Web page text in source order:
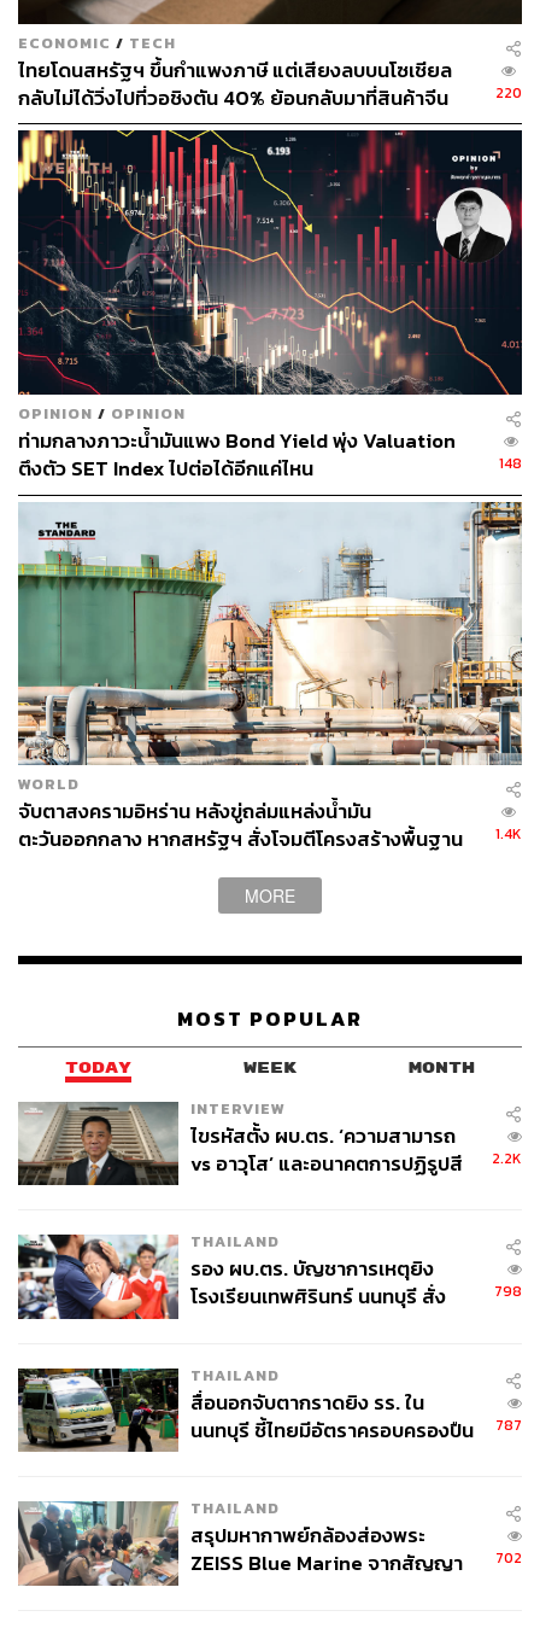
ECONOMIC / TECH
ไทยโดนสหรัฐฯ ขึ้นกำแพงภาษี แต่เสียงลบบนโซเชียล
กลับไม่ได้วิ่งไปที่วอชิงตัน 40% ย้อนกลับมาที่สินค้าจีน
ราคาถูกที่ทะลักจน SME ไทยสู้ไม่ไหว
220
OPINION / OPINION
ท่ามกลางภาวะน้ำมันแพง Bond Yield พุ่ง Valuation
ตึงตัว SET Index ไปต่อได้อีกแค่ไหน
148
WORLD
จับตาสงครามอิหร่าน หลังขู่ถล่มแหล่งน้ำมัน
ตะวันออกกลาง หากสหรัฐฯ สั่งโจมตีโครงสร้างพื้นฐาน
1.4K
MORE
MOST POPULAR
TODAY WEEK MONTH
INTERVIEW
ไขรหัสตั้ง ผบ.ตร. ‘ความสามารถ
vs อาวุโส’ และอนาคตการปฏิรูปสี
2.2K
THAILAND
รอง ผบ.ตร. บัญชาการเหตุยิง
โรงเรียนเทพศิรินทร์ นนทบุรี สั่ง
798
THAILAND
สื่อนอกจับตากราดยิง รร. ใน
นนทบุรี ชี้ไทยมีอัตราครอบครองปืน
787
THAILAND
สรุปมหากาพย์กล้องส่องพระ
ZEISS Blue Marine จากสัญญา
702